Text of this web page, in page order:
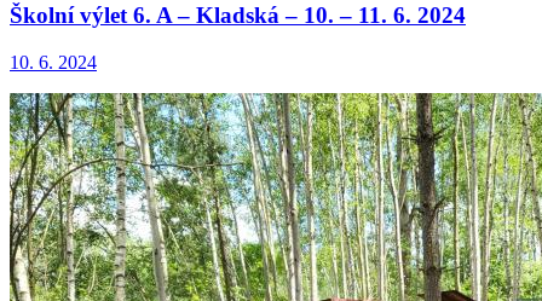
Školní výlet 6. A – Kladská – 10. – 11. 6. 2024
10. 6. 2024